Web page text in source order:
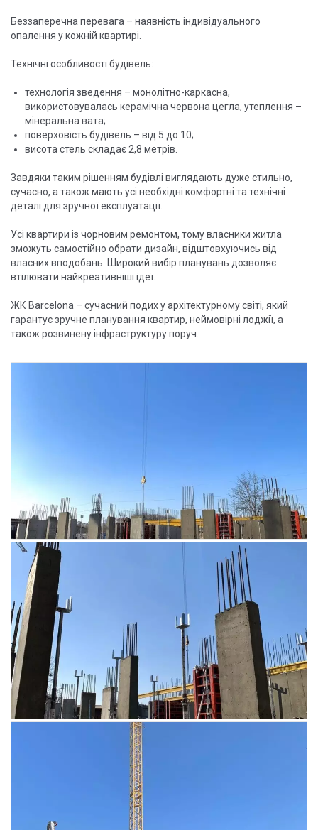
Беззаперечна перевага – наявність індивідуального
опалення у кожній квартирі.
Технічні особливості будівель:
технологія зведення – монолітно-каркасна,
використовувалась керамічна червона цегла, утеплення –
мінеральна вата;
поверховість будівель – від 5 до 10;
висота стель складає 2,8 метрів.
Завдяки таким рішенням будівлі виглядають дуже стильно,
сучасно, а також мають усі необхідні комфортні та технічні
деталі для зручної експлуатації.
Усі квартири із чорновим ремонтом, тому власники житла
зможуть самостійно обрати дизайн, відштовхуючись від
власних вподобань. Широкий вибір планувань дозволяє
втілювати найкреативніші ідеї.
ЖК Barcelona – сучасний подих у архітектурному світі, який
гарантує зручне планування квартир, неймовірні лоджії, а
також розвинену інфраструктуру поруч.